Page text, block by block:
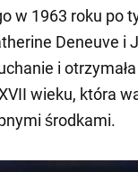
w 1963 roku po
Deneuve i
i
wieku, która
środkami.